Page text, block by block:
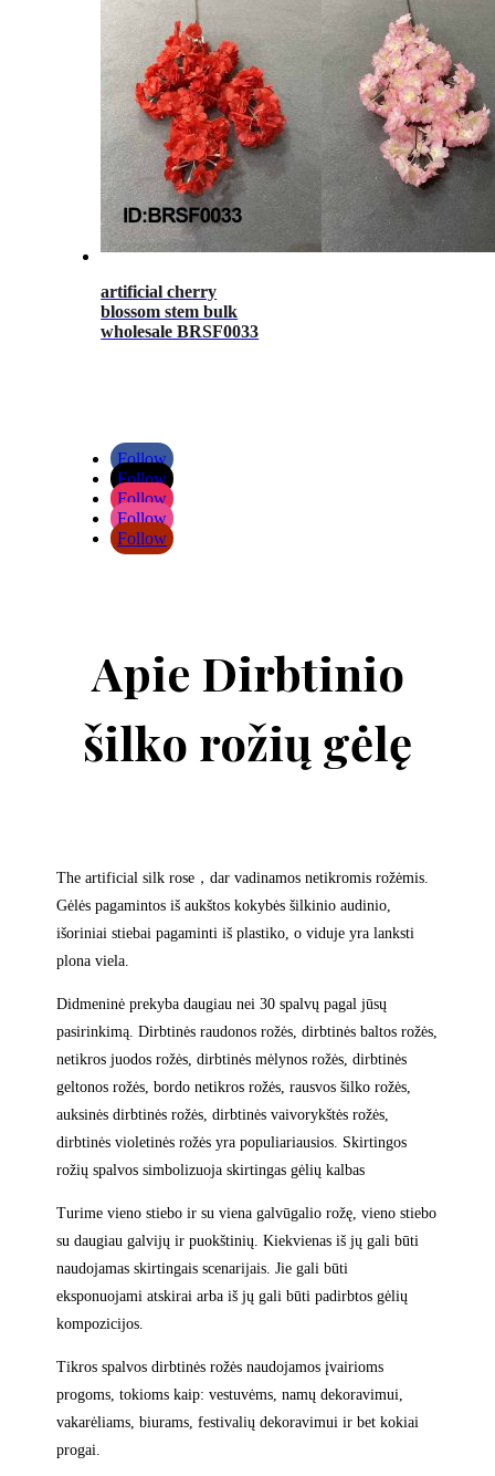
artificial cherry
blossom stem bulk
wholesale BRSF0033
Follow
Follow
Follow
Follow
Follow
Apie Dirbtinio
šilko rožių gėlę
The artificial silk rose ，dar vadinamos netikromis rožėmis.
Gėlės pagamintos iš aukštos kokybės šilkinio audinio,
išoriniai stiebai pagaminti iš plastiko, o viduje yra lanksti
plona viela.
Didmeninė prekyba daugiau nei 30 spalvų pagal jūsų
pasirinkimą. Dirbtinės raudonos rožės, dirbtinės baltos rožės,
netikros juodos rožės, dirbtinės mėlynos rožės, dirbtinės
geltonos rožės, bordo netikros rožės, rausvos šilko rožės,
auksinės dirbtinės rožės, dirbtinės vaivorykštės rožės,
dirbtinės violetinės rožės yra populiariausios. Skirtingos
rožių spalvos simbolizuoja skirtingas gėlių kalbas
Turime vieno stiebo ir su viena galvūgalio rožę, vieno stiebo
su daugiau galvijų ir puokštinių. Kiekvienas iš jų gali būti
naudojamas skirtingais scenarijais. Jie gali būti
eksponuojami atskirai arba iš jų gali būti padirbtos gėlių
kompozicijos.
Tikros spalvos dirbtinės rožės naudojamos įvairioms
progoms, tokioms kaip: vestuvėms, namų dekoravimui,
vakarėliams, biurams, festivalių dekoravimui ir bet kokiai
progai.